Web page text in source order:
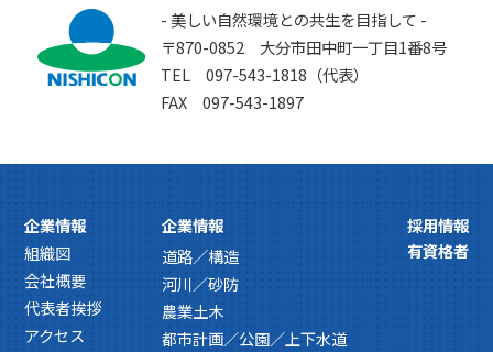
- 美しい自然環境との共生を目指して -
〒870-0852 大分市田中町一丁目1番8号
TEL 097-543-1818（代表）
FAX 097-543-1897
企業情報
組織図
会社概要
代表者挨拶
アクセス
企業情報
道路／構造
河川／砂防
農業土木
都市計画／公園／上下水道
採用情報
有資格者